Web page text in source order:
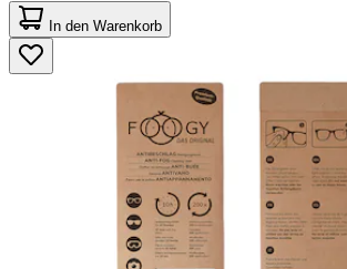
von
5
Sternen.
125
In den Warenkorb